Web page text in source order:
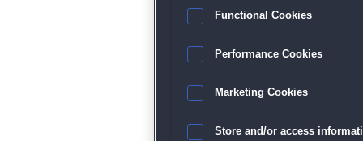
Functional Cookies
Performance Cookies
Marketing Cookies
Store and/or access